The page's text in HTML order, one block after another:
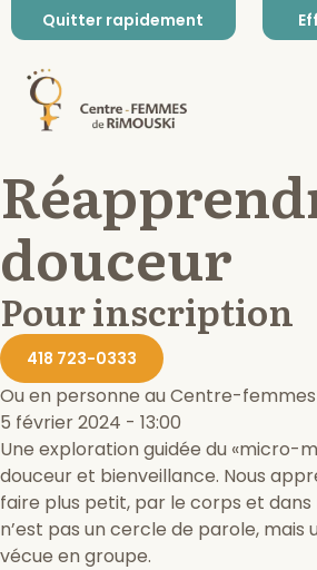
Quitter rapidement
douceur
Pour inscription
418 723-0333
Ou en personne au Centre-femmes
5 février 2024 - 13:00
Une exploration guidée du «micro-
douceur et bienveillance. Nous
faire plus petit, par le corps et dans
n’est pas un cercle de parole, mais
vécue en groupe.